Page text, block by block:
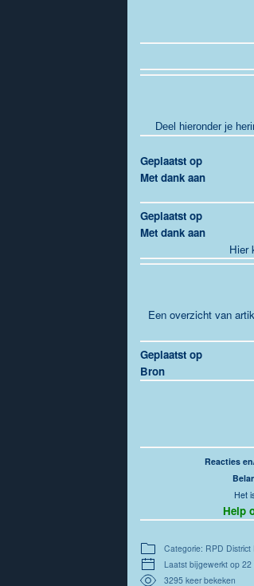
Deel hieronder je
Geplaatst op
Met dank aan
Geplaatst op
Met dank aan
Hier
Een overzicht van
Geplaatst op
Bron
Reacties
Het
Help
Categorie: RPD District
Laatst bijgewerkt op
3295 keer bekeken